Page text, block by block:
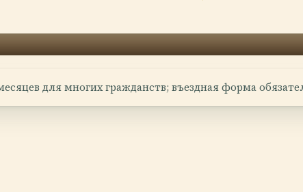
для многих гражданств; въездная форма